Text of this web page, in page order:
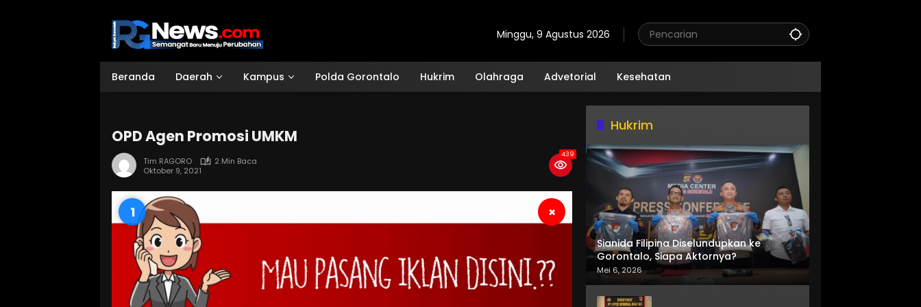
Minggu, 9 Agustus 2026
Beranda Daerah Kampus Polda Gorontalo Hukrim Olahraga Advetorial Kesehatan
OPD Agen Promosi UMKM
Tim RAGORO
2 Min Baca
Oktober 9, 2021
439
0 ×
Hukrim
Sianida Filipina Diselundupkan ke
Gorontalo, Siapa Aktornya?
Mei 6, 2026